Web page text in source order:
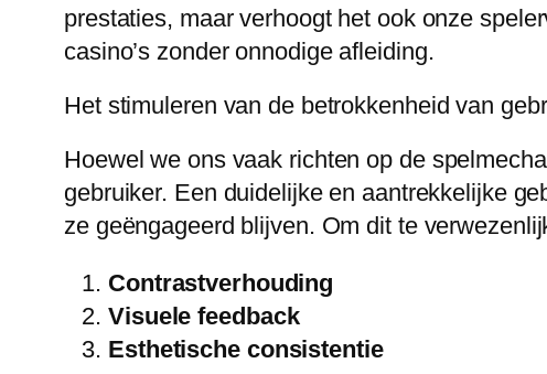
prestaties, maar verhoogt het ook onze
casino’s zonder onnodige afleiding.
Het stimuleren van de betrokkenheid van
Hoewel we ons vaak richten op de
gebruiker. Een duidelijke en aantrekkelijke
ze geëngageerd blijven. Om dit te
Contrastverhouding
Visuele feedback
Esthetische consistentie